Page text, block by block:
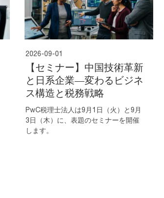
2026-09-01
【セミナー】中国技術革新
と日系企業—変わるビジネ
ス構造と税務戦略
PwC税理士法人は9月1日（火）と9月
3日（木）に、表題のセミナーを開催
します。